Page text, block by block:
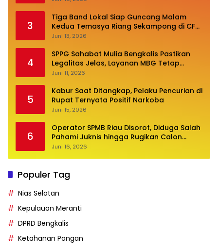
3
Tiga Band Lokal Siap Guncang Malam
Kedua Temasya Riang Sekampong di CFN
Jalan Pembangunan
Juni 13, 2026
4
SPPG Sahabat Mulia Bengkalis Pastikan
Legalitas Jelas, Layanan MBG Tetap
Optimal
Juni 11, 2026
5
Kabur Saat Ditangkap, Pelaku Pencurian di
Rupat Ternyata Positif Narkoba
Juni 15, 2026
6
Operator SPMB Riau Disorot, Diduga Salah
Pahami Juknis hingga Rugikan Calon
Siswa
Juni 16, 2026
Populer Tag
Nias Selatan
Kepulauan Meranti
DPRD Bengkalis
Ketahanan Pangan